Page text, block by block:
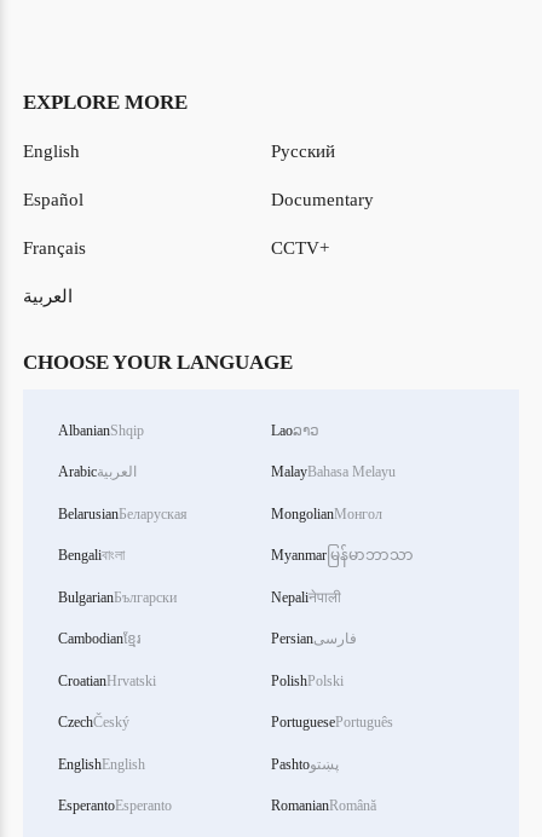
EXPLORE MORE
English
Español
Français
العربية
Русский
Documentary
CCTV+
CHOOSE YOUR LANGUAGE
AlbanianShqip
Arabicالعربية
BelarusianБеларуская
Bengaliবাংলা
BulgarianБългарски
Cambodianខ្មែរ
CroatianHrvatski
CzechČeský
EnglishEnglish
EsperantoEsperanto
Laoລາວ
MalayBahasa Melayu
MongolianМонгол
Myanmar မြန်မာဘာသာ
Nepaliनेपाली
Persianفارسی
PolishPolski
PortuguesePortuguês
Pashtoپښتو
RomanianRomână